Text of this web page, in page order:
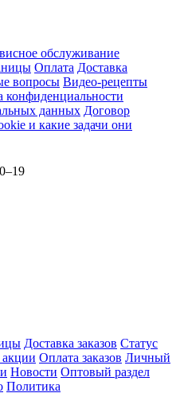
обслуживание
Оплата Доставка
вопросы Видео-рецепты
конфиденциальности
данных Договор
и какие задачи они
Доставка заказов Статус
Оплата заказов Личный
Новости Оптовый раздел
Политика